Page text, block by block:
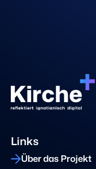
Links
Über das Projekt